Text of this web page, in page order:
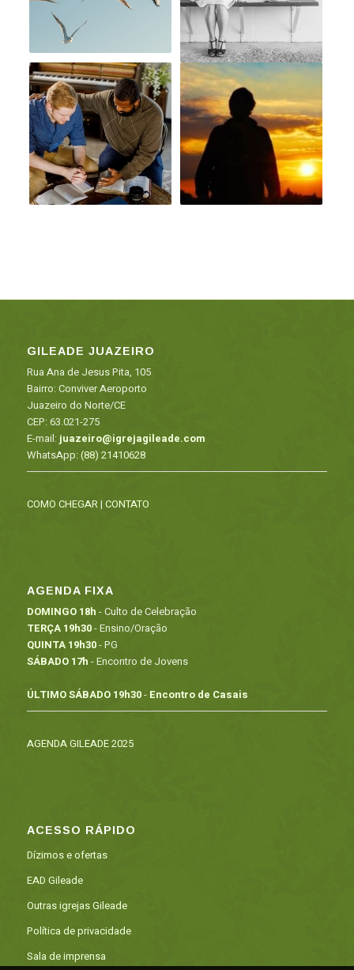
GILEADE JUAZEIRO
Rua Ana de Jesus Pita, 105
Bairro: Conviver Aeroporto
Juazeiro do Norte/CE
CEP: 63.021-275
E-mail: juazeiro@igrejagileade.com
WhatsApp:(88) 21410628
COMO CHEGAR| CONTATO
AGENDA FIXA
DOMINGO 18h - Culto de Celebração
TERÇA 19h30- Ensino/Oração
QUINTA 19h30- PG
SÁBADO 17h - Encontro de Jovens
ÚLTIMO SÁBADO 19h30- Encontro de Casais
AGENDA GILEADE 2025
ACESSO RÁPIDO
Dízimos e ofertas
EAD Gileade
Outras igrejas Gileade
Política de privacidade
Sala de imprensa